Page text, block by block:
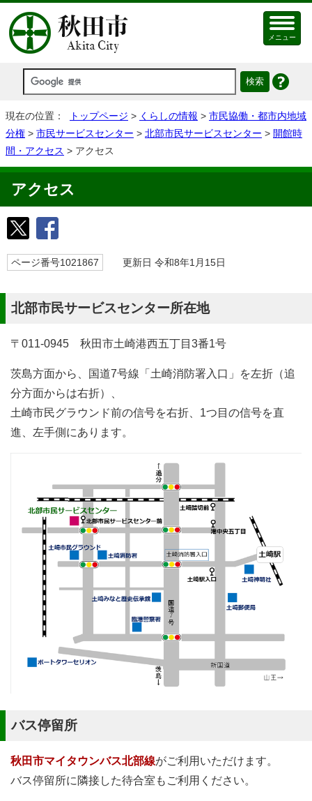
メニュー
現在の位置： トップページ > くらしの情報 > 市民協働・都市内地域
分権 > 市民サービスセンター > 北部市民サービスセンター > 開館時
間・アクセス > アクセス
アクセス
ページ番号1021867 更新日 令和8年1月15日
北部市民サービスセンター所在地
〒011-0945 秋田市土崎港西五丁目3番1号
茨島方面から、国道7号線「土崎消防署入口」を左折（追
分方面からは右折）、
土崎市民グラウンド前の信号を右折、1つ目の信号を直
進、左手側にあります。
バス停留所
秋田市マイタウンバス北部線がご利用いただけます。
バス停留所に隣接した待合室もご利用ください。